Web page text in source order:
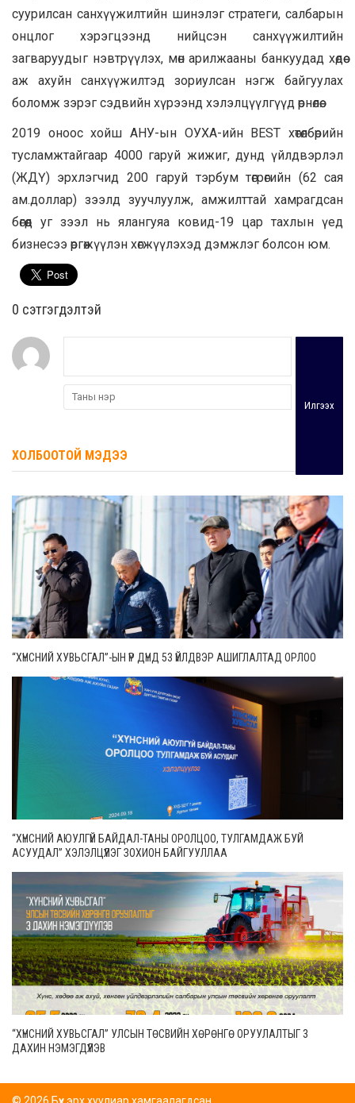
суурилсан санхүүжилтийн шинэлэг стратеги, салбарын
онцлог хэрэгцээнд нийцсэн санхүүжилтийн
загваруудыг нэвтрүүлэх, мөн арилжааны банкуудад хөдөө
аж ахуйн санхүүжилтэд зориулсан нэгж байгуулах
боломж зэрэг сэдвийн хүрээнд хэлэлцүүлгүүд өрнөлөө.
2019 оноос хойш АНУ-ын ОУХА-ийн BEST хөтөлбөрийн
тусламжтайгаар 4000 гаруй жижиг, дунд үйлдвэрлэл
(ЖДҮ) эрхлэгчид 200 гаруй тэрбум төгрөгийн (62 сая
ам.доллар) зээлд зуучлуулж, амжилттай хамрагдсан
бөгөөд уг зээл нь ялангуяа ковид-19 цар тахлын үед
бизнесээ өргөжүүлэн хөгжүүлэхэд дэмжлэг болсон юм.
0 cэтгэгдэлтэй
Илгээх
ХОЛБООТОЙ МЭДЭЭ
“ХҮНСНИЙ ХУВЬСГАЛ”-ЫН ҮР ДҮНД 53 ҮЙЛДВЭР АШИГЛАЛТАД ОРЛОО
“ХҮНСНИЙ АЮУЛГҮЙ БАЙДАЛ-ТАНЫ ОРОЛЦОО, ТУЛГАМДАЖ БУЙ
АСУУДАЛ” ХЭЛЭЛЦҮҮЛЭГ ЗОХИОН БАЙГУУЛЛАА
“ХҮНСНИЙ ХУВЬСГАЛ” УЛСЫН ТӨСВИЙН ХӨРӨНГӨ ОРУУЛАЛТЫГ 3
ДАХИН НЭМЭГДҮҮЛЭВ
© 2026 Бүх эрх хуулиар хамгаалагдсан.